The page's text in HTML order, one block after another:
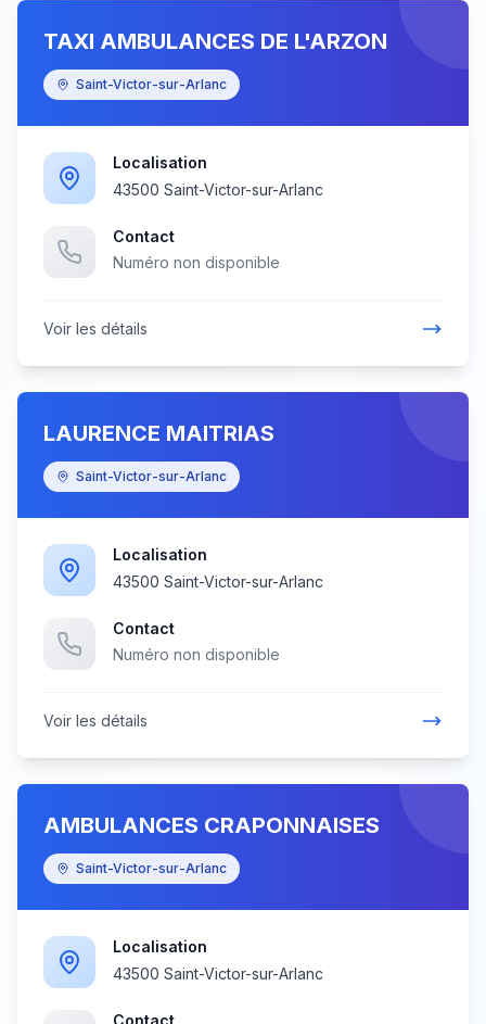
TAXI AMBULANCES DE L'ARZON
Saint-Victor-sur-Arlanc
Localisation
43500 Saint-Victor-sur-Arlanc
Contact
Numéro non disponible
Voir les détails
LAURENCE MAITRIAS
Saint-Victor-sur-Arlanc
Localisation
43500 Saint-Victor-sur-Arlanc
Contact
Numéro non disponible
Voir les détails
AMBULANCES CRAPONNAISES
Saint-Victor-sur-Arlanc
Localisation
43500 Saint-Victor-sur-Arlanc
Contact